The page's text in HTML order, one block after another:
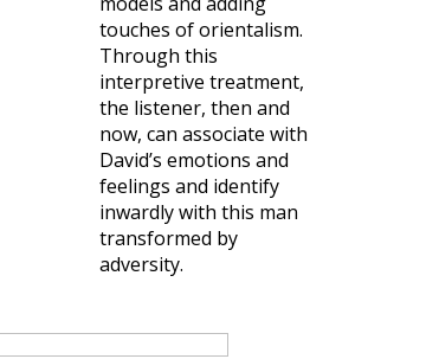
touches of orientalism.
Through this
interpretive treatment,
the listener, then and
now, can associate with
David’s emotions and
feelings and identify
inwardly with this man
transformed by
adversity.